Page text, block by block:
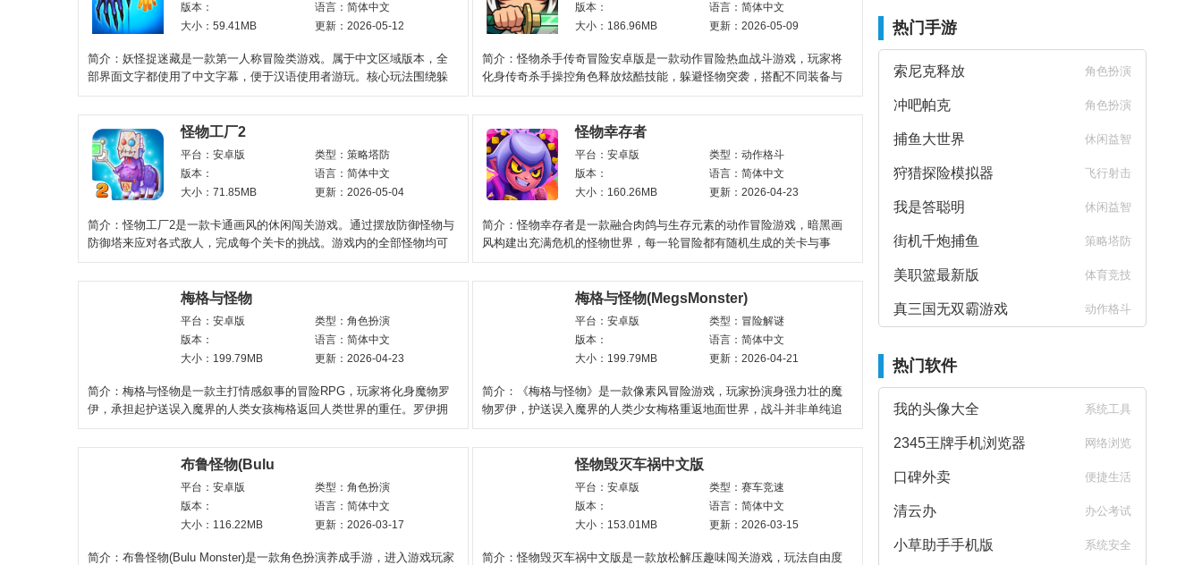
版本：
语言：简体中文
大小：59.41MB
更新：2026-05-12
简介：妖怪捉迷藏是一款第一人称冒险类游戏。属于中文区域版本，全
部界面文字都使用了中文字幕，便于汉语使用者游玩。核心玩法围绕躲
猫猫展开，挑战者在
版本：
语言：简体中文
大小：186.96MB
更新：2026-05-09
简介：怪物杀手传奇冒险安卓版是一款动作冒险热血战斗游戏，玩家将
化身传奇杀手操控角色释放炫酷技能，躲避怪物突袭，搭配不同装备与
技能组合，应对千奇百
怪物工厂2
平台：安卓版
类型：策略塔防
版本：
语言：简体中文
大小：71.85MB
更新：2026-05-04
简介：怪物工厂2是一款卡通画风的休闲闯关游戏。通过摆放防御怪物与
防御塔来应对各式敌人，完成每个关卡的挑战。游戏内的全部怪物均可
经由合成方式
怪物幸存者
平台：安卓版
类型：动作格斗
版本：
语言：简体中文
大小：160.26MB
更新：2026-04-23
简介：怪物幸存者是一款融合肉鸽与生存元素的动作冒险游戏，暗黑画
风构建出充满危机的怪物世界，每一轮冒险都有随机生成的关卡与事
件。进入怪物幸存者
梅格与怪物
平台：安卓版
类型：角色扮演
版本：
语言：简体中文
大小：199.79MB
更新：2026-04-23
简介：梅格与怪物是一款主打情感叙事的冒险RPG，玩家将化身魔物罗
伊，承担起护送误入魔界的人类女孩梅格返回人类世界的重任。罗伊拥
有近乎无敌的强大
梅格与怪物(MegsMonster)
平台：安卓版
类型：冒险解谜
版本：
语言：简体中文
大小：199.79MB
更新：2026-04-21
简介：《梅格与怪物》是一款像素风冒险游戏，玩家扮演身强力壮的魔
物罗伊，护送误入魔界的人类少女梅格重返地面世界，战斗并非单纯追
求胜利，需要时刻关注
布鲁怪物(Bulu
平台：安卓版
类型：角色扮演
版本：
语言：简体中文
大小：116.22MB
更新：2026-03-17
简介：布鲁怪物(Bulu Monster)是一款角色扮演养成手游，进入游戏玩家
怪物毁灭车祸中文版
平台：安卓版
类型：赛车竞速
版本：
语言：简体中文
大小：153.01MB
更新：2026-03-15
简介：怪物毁灭车祸中文版是一款放松解压趣味闯关游戏，玩法自由度
热门手游
索尼克释放 角色扮演
冲吧帕克 角色扮演
捕鱼大世界 休闲益智
狩猎探险模拟器 飞行射击
我是答聪明 休闲益智
街机千炮捕鱼 策略塔防
美职篮最新版 体育竞技
真三国无双霸游戏 动作格斗
热门软件
我的头像大全 系统工具
2345王牌手机浏览器 网络浏览
口碑外卖 便捷生活
清云办 办公考试
小草助手手机版 系统安全